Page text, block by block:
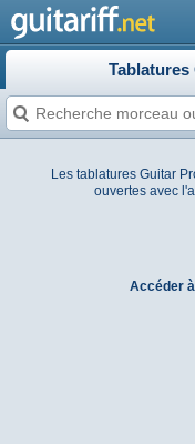
Les tablatures Guitar
ouvertes avec
Accéder